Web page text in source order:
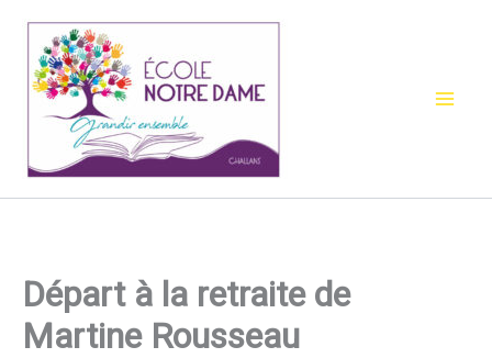
contenu
Départ à la retraite de
Martine Rousseau